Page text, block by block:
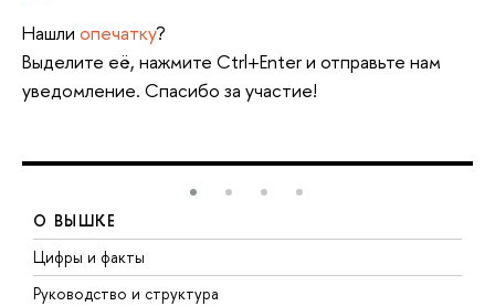
Нашли опечатку?
Выделите её, нажмите Ctrl+Enter и отправьте нам
уведомление. Спасибо за участие!
О ВЫШКЕ
Цифры и факты
Руководство и структура